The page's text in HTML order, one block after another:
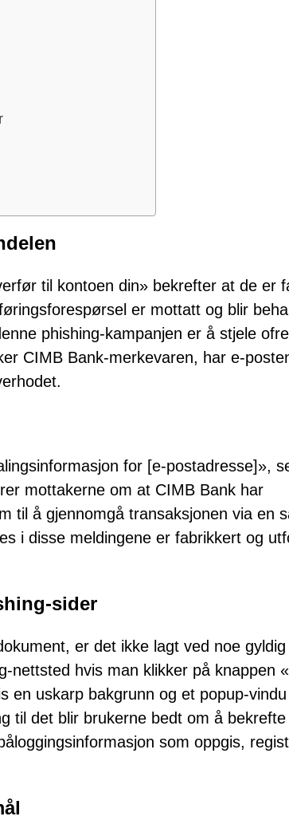
til kontoen din» bekrefter at de er
er mottatt og blir
phishing-kampanjen er å stjele
CIMB Bank-merkevaren, har e-
for [e-postadresse]»,
mottakerne om at CIMB Bank har
til å gjennomgå transaksjonen via en
i disse meldingene er fabrikkert og
sider
er det ikke lagt ved noe gyldig
nettsted hvis man klikker på knappen
en uskarp bakgrunn og et popup-
til det blir brukerne bedt om å bekrefte
som oppgis,